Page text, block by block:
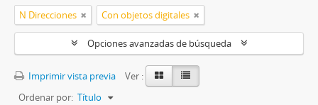
N Direcciones Con objetos digitales
Opciones avanzadas de búsqueda
Imprimir vista previa
Ver :
Ordenar por: Título